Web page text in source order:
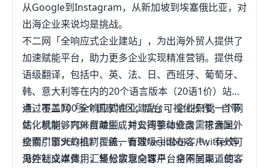
从Google到Instagram，从新加坡到埃塞俄比亚，对
出海企业来说均是挑战。
不二网「全响应式企业建站」，为出海外贸人提供了
加速赋能平台，助力更多企业实现精准营销。提供母
语级翻译，包括中、英、法、日、西班牙、葡萄牙、
韩、意大利等在内的20个语言版本（20语1价）站
点，覆盖100多个国家地区；后台可视化操作；自带
优化机制，TDK自动生成并支持手动修改，符合国外
搜索引擎SEO机制；统一管理facebook、twitter等
海外社交媒体；汇集分散意向客户，将不同渠道的客
通过不二网「全响应式企业建站」，企业只要一个网
站，就能够内外贸兼顾，对公司整体业务需求满足，
全而广亩大的推广覆盖，有效吸引潜在客户，有效可
见控制成本费用，轻松实现全球平台全网呈现，使您